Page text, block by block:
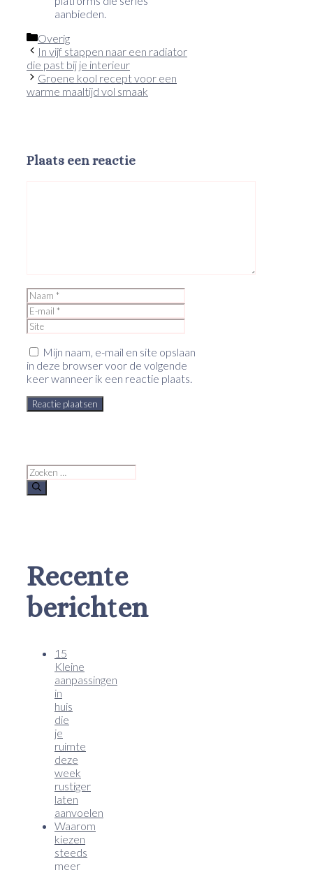
aanbieden.
Categorieën
Overig
In vijf stappen naar een radiator
die past bij je interieur
Groene kool recept voor een
warme maaltijd vol smaak
Plaats een reactie
Naam
mail
Mijn naam, e-mail en site opslaan
in deze browser voor de volgende
keer wanneer ik een reactie plaats.
Zoek
naar:
Recente
berichten
15
Kleine
aanpassingen
in
huis
die
je
ruimte
deze
week
rustiger
laten
aanvoelen
Waarom
kiezen
steeds
meer